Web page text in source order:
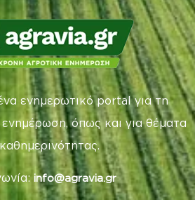
ενημερωτικό portal για τη
όπως και για θέματα
info@agravia.gr